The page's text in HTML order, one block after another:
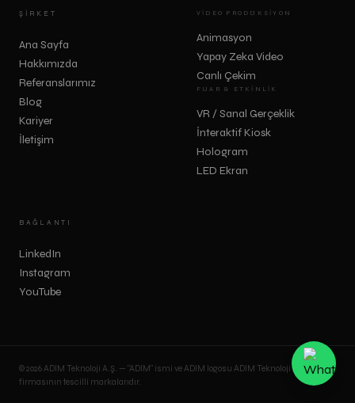
ŞIRKET
Ana Sayfa
Hakkımızda
Referanslarımız
Blog
Kariyer
İletişim
VIDEO PRODÜKSIYON
Animasyon
Yapay Zeka Video
Canlı Çekim
FUAR & ETKINLIK
VR / Sanal Gerçeklik
İnteraktif Kiosk
Hologram
LED Ekran
BAĞLANTI
LinkedIn
Instagram
YouTube
© 2026 ADIM Teknoloji A.Ş. — "ADIM" ismi ve ADIM logosu ADIM Teknoloji A.Ş.
firmasının tescilli markalarıdır.